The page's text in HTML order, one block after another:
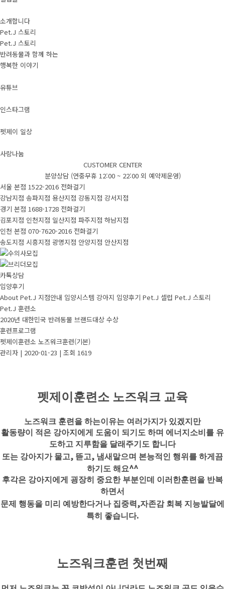
소개합니다
Pet.J 스토리
Pet.J 스토리
반려동물과 함께 하는
행복한 이야기
유튜브
인스타그램
펫제이 일상
사랑나눔
CUSTOMER CENTER
분양상담 (연중무휴 12:00 ~ 22:00 외 예약제운영)
서울 본점 1522-2016 전화걸기
강남지점 송파지점 용산지점 강동지점 강서지점
경기 본점 1688-1728 전화걸기
김포지점 인천지점 일산지점 파주지점 하남지점
인천 본점 070-7620-2016 전화걸기
송도지점 시흥지점 광명지점 안양지점 안산지점
카톡상담
입양후기
About Pet.J 지점안내 입양시스템 강아지 입양후기 Pet.J 셀럽 Pet.J 스토리
Pet.J 훈련소
2020년 대한민국 반려동물 브랜드대상 수상
훈련프로그램
펫제이훈련소 노즈워크훈련(기본)
관리자 | 2020-01-23 | 조회 1619
펫제이훈련소 노즈워크 교육
노즈워크 훈련을 하는이유는 여러가지가 있겠지만
활동량이 적은 강아지에게 도움이 되기도 하며 에너지소비를 유
도하고 지루함을 달래주기도 합니다
또는 강아지가 물고, 뜯고, 냄새맡으며 본능적인 행위를 하게끔
하기도 해요^^
후각은 강아지에게 굉장히 중요한 부분인데 이러한훈련을 반복
하면서
문제 행동을 미리 예방한다거나 집중력 ,자존감 회복 지능발달에
특히 좋습니다.
노즈워크훈련 첫번째